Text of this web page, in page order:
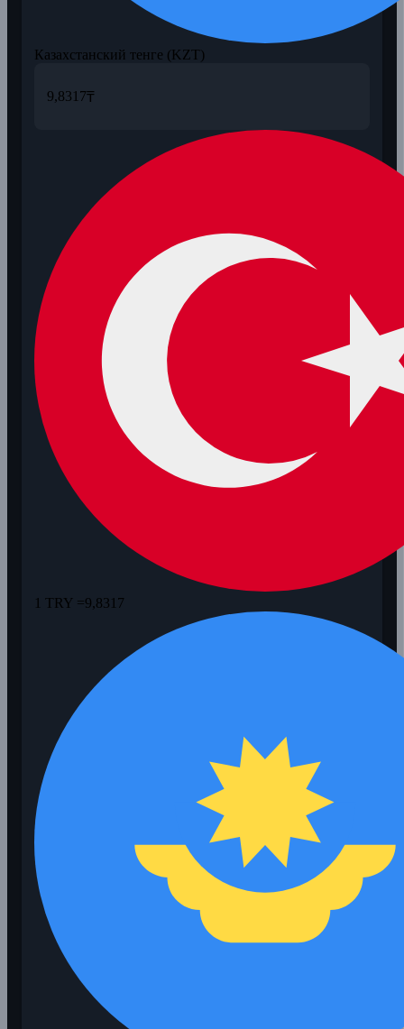
Казахстанский тенге (KZT)
9,8317₸
1 TRY =9,8317